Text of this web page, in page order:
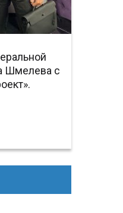
Шмелева с